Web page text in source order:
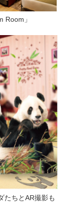
Room」
たちとAR撮影も